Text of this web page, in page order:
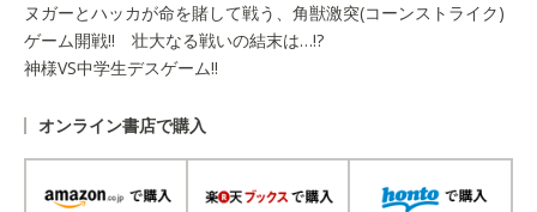
ヌガーとハッカが命を賭して戦う、角獣激突(コーンストライク)
ゲーム開戦!! 壮大なる戦いの結末は…!?
神様VS中学生デスゲーム!!
オンライン書店で購入